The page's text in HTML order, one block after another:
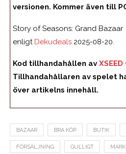
versionen. Kommer även till
Story of Seasons: Grand
enligt Dekudeals 2025-08-20.
Kod tillhandahållen av
Tillhandahållaren av spelet
över artikelns innehåll.
BAZAAR BRA KÖP BUTIK
FÖRSÄLJNING GULLIGT